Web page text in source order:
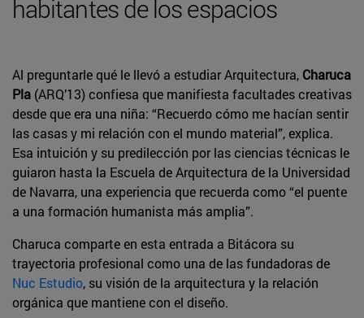
habitantes de los espacios
Al preguntarle qué le llevó a estudiar Arquitectura, Charuca
Pla (ARQ’13) confiesa que manifiesta facultades creativas
desde que era una niña: “Recuerdo cómo me hacían sentir
las casas y mi relación con el mundo material”, explica.
Esa intuición y su predilección por las ciencias técnicas le
guiaron hasta la Escuela de Arquitectura de la Universidad
de Navarra, una experiencia que recuerda como “el puente
a una formación humanista más amplia”.
Charuca comparte en esta entrada a Bitácora su
trayectoria profesional como una de las fundadoras de
Nuc Estudio, su visión de la arquitectura y la relación
orgánica que mantiene con el diseño.